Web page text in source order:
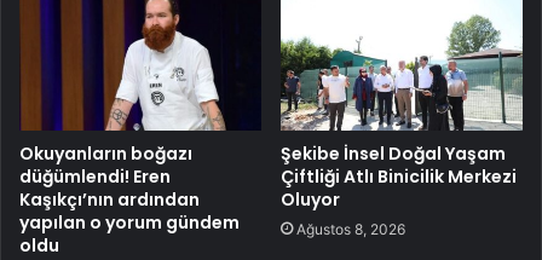
Okuyanların boğazı
düğümlendi! Eren
Kaşıkçı’nın ardından
yapılan o yorum gündem
oldu
Şekibe İnsel Doğal Yaşam
Çiftliği Atlı Binicilik Merkezi
Oluyor
Ağustos 8, 2026